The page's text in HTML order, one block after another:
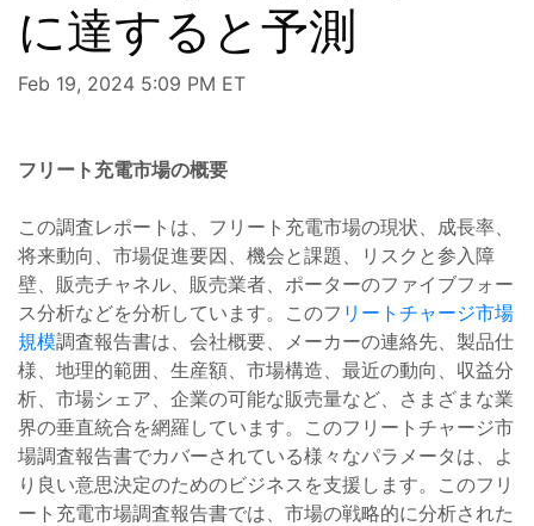
に達すると予測
Feb 19, 2024 5:09 PM ET
フリート充電市場の概要
この調査レポートは、フリート充電市場の現状、成長率、
将来動向、市場促進要因、機会と課題、リスクと参入障
壁、販売チャネル、販売業者、ポーターのファイブフォー
ス分析などを分析しています。このフ リートチャージ市場
規模調査報告書は、会社概要、メーカーの連絡先、製品仕
様、地理的範囲、生産額、市場構造、最近の動向、収益分
析、市場シェア、企業の可能な販売量など、さまざまな業
界の垂直統合を網羅しています。このフリートチャージ市
場調査報告書でカバーされている様々なパラメータは、よ
り良い意思決定のためのビジネスを支援します。このフリ
ート充電市場調査報告書では、市場の戦略的に分析された